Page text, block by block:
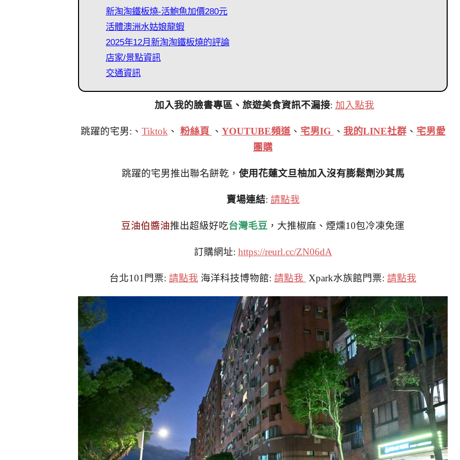
新淘淘鐵板燒-活鮑魚加價280元
活體澳洲水姑娘龍蝦
2025年12月新淘淘鐵板燒的評論
店家/景點資訊
交通資訊
加入我的臉書專區、旅遊美食資訊不漏接: 加入點我
跳躍的宅男:、 Tiktok 、 粉絲頁 、 YOUTUBE頻道、 宅男IG 、 我的LINE社群、 宅男愛
團購
跳躍的宅男推出聯名餅乾， 使用花蓮文旦柚加入沒有膨鬆劑沙其馬
賣場連結: 請點我
豆油伯醬油推出超級好吃台灣毛豆 ，大推椒麻、煙燻10包冷凍免運
訂購網址: https://reurl.cc/ZN06dA
台北101門票: 請點我 海洋科技博物館: 請點我 Xpark水族館門票: 請點我